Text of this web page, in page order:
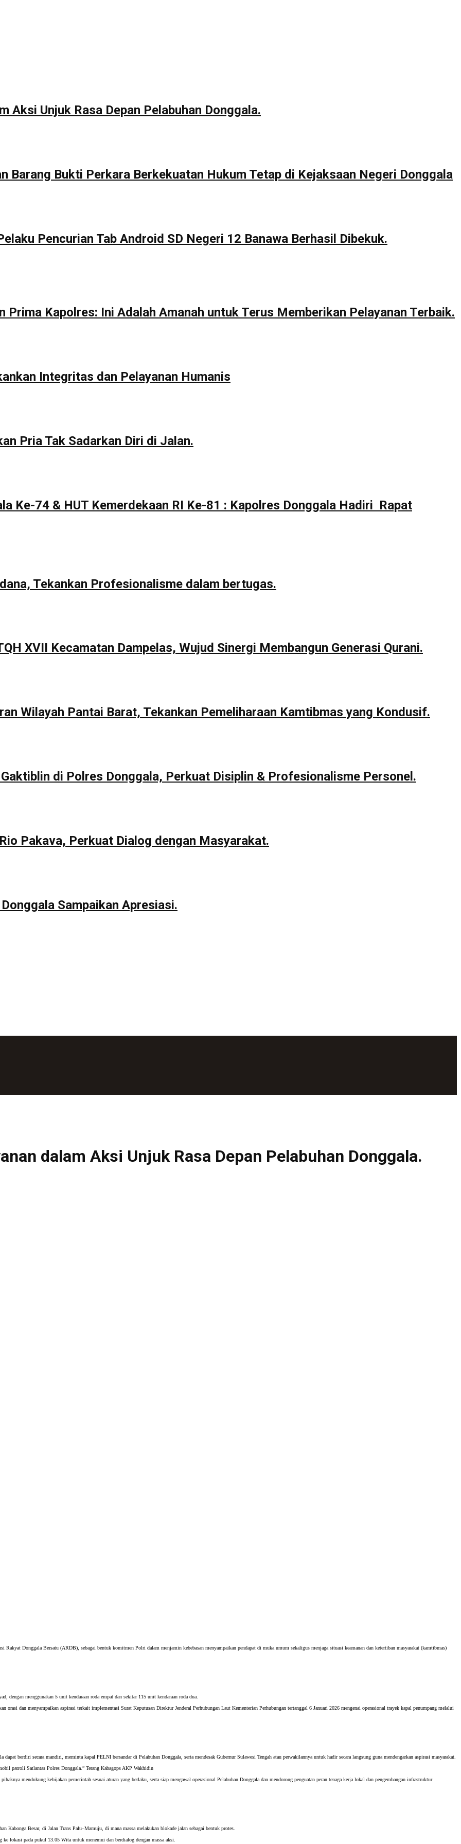
Aksi Unjuk Rasa Depan Pelabuhan Donggala.
Barang Bukti Perkara Berkekuatan Hukum Tetap di Kejaksaan Negeri Donggala
Pencurian Tab Android SD Negeri 12 Banawa Berhasil Dibekuk.
Prima Kapolres: Ini Adalah Amanah untuk Terus Memberikan Pelayanan Terbaik.
Integritas dan Pelayanan Humanis
Pria Tak Sadarkan Diri di Jalan.
Ke-74 & HUT Kemerdekaan RI Ke-81 : Kapolres Donggala Hadiri Rapat
Tekankan Profesionalisme dalam bertugas.
XVII Kecamatan Dampelas, Wujud Sinergi Membangun Generasi Qurani.
Wilayah Pantai Barat, Tekankan Pemeliharaan Kamtibmas yang Kondusif.
di Polres Donggala, Perkuat Disiplin & Profesionalisme Personel.
Pakava, Perkuat Dialog dengan Masyarakat.
Sampaikan Apresiasi.
dalam Aksi Unjuk Rasa Depan Pelabuhan Donggala.
Rakyat Donggala Bersatu (ARDB), sebagai bentuk komitmen Polri dalam menjamin kebebasan menyampaikan pendapat di muka umum sekaligus menjaga situasi keamanan dan ketertiban masyarakat (kamtibmas)
menggunakan 5 unit kendaraan roda empat dan sekitar 115 unit kendaraan roda dua.
dan menyampaikan aspirasi terkait implementasi Surat Keputusan Direktur Jenderal Perhubungan Laut Kementerian Perhubungan tertanggal 6 Januari 2026 mengenai operasional trayek kapal penumpang melalui
berdiri secara mandiri, meminta kapal PELNI bersandar di Pelabuhan Donggala, serta mendesak Gubernur Sulawesi Tengah atau perwakilannya untuk hadir secara langsung guna mendengarkan aspirasi masyarakat.
patroli Satlantas Polres Donggala.” Terang Kabagops AKP Wakhidin
mendukung kebijakan pemerintah sesuai aturan yang berlaku, serta siap mengawal operasional Pelabuhan Donggala dan mendorong penguatan peran tenaga kerja lokal dan pengembangan infrastruktur
Kabonga Besar, di Jalan Trans Palu–Mamuju, di mana massa melakukan blokade jalan sebagai bentuk protes.
lokasi pada pukul 13.05 Wita untuk menemui dan berdialog dengan massa aksi.